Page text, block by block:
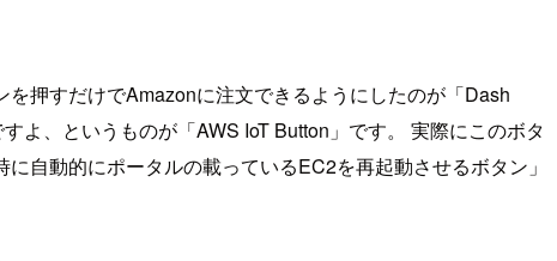
押すだけでAmazonに注文できるようにしたのが「Dash
よ、というものが「AWS IoT Button」です。 実際にこのボタ
自動的にポータルの載っているEC2を再起動させるボタン」